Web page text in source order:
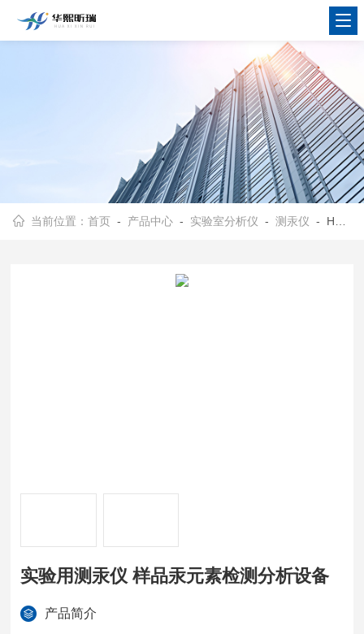
当前位置：首页 - 产品中心 - 实验室分析仪 -测汞仪 - HX-F732-V实验用测汞仪 样品汞元素检测分析设备
实验用测汞仪 样品汞元素检测分析设备
产品简介